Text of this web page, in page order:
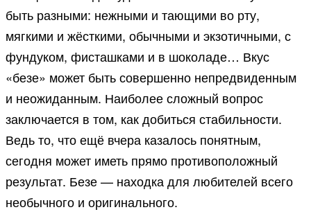
быть разными: нежными и тающими во рту,
мягкими и жёсткими, обычными и экзотичными, с
фундуком, фисташками и в шоколаде… Вкус
«безе» может быть совершенно непредвиденным
и неожиданным. Наиболее сложный вопрос
заключается в том, как добиться стабильности.
Ведь то, что ещё вчера казалось понятным,
сегодня может иметь прямо противоположный
результат. Безе — находка для любителей всего
необычного и оригинального.